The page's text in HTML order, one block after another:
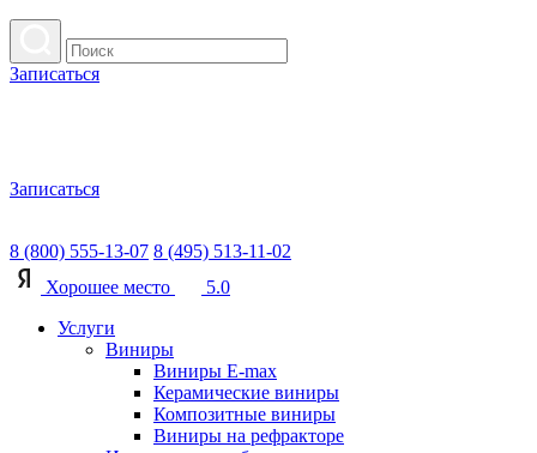
Записаться
Записаться
8 (800) 555-13-07 8 (495) 513-11-02
Хорошее место
5.0
Услуги
Виниры
Виниры E-max
Керамические виниры
Композитные виниры
Виниры на рефракторе